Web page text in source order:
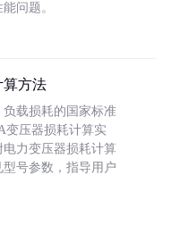
问题。
算方法
载损耗的国家标准
变压器损耗计算实
力变压器损耗计算
型号参数，指导用户